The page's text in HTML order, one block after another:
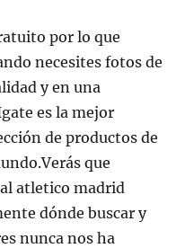
por lo que
necesites fotos de
y en una
es la mejor
de productos de
que
atletico madrid
dónde buscar y
nunca nos ha